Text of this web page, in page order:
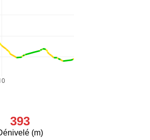
393
(m)